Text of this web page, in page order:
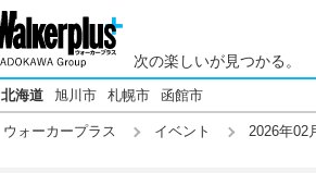
次の楽しいが見つかる。
北海道 旭川市 札幌市 函館市
ウォーカープラス イベント 2026年02